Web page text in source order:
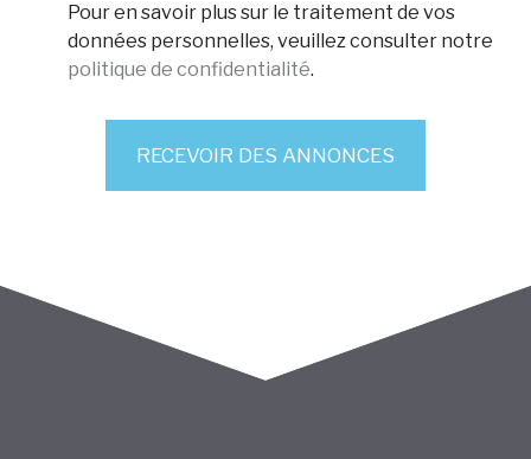
Pour en savoir plus sur le traitement de vos
données personnelles, veuillez consulter notre
politique de confidentialité.
RECEVOIR DES ANNONCES